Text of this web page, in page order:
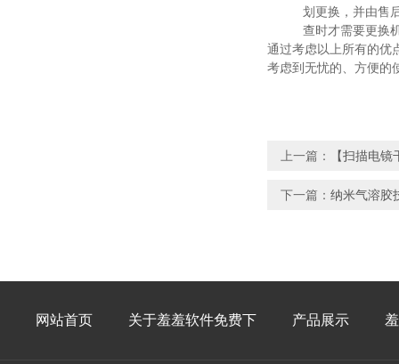
划更换，并由
查时才需要更换机
通过考虑以上所有的优点
考虑到无忧的、方便的使
上一篇： 【扫描电
下一篇： 纳米气溶胶
网站首页 关于羞羞软件免费下 产品展示